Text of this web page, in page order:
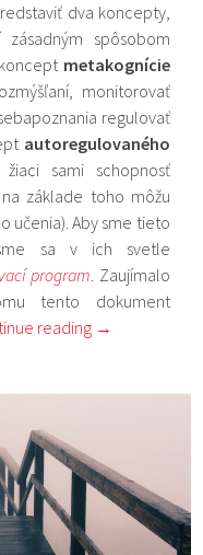
dva koncepty,
spôsobom
metakognície
monitorovať
regulovať
autoregulovaného
sami schopnosť
základe toho môžu
učenia). Aby sme tieto
sa v ich svetle
program. Zaujímalo
tento dokument
reading →